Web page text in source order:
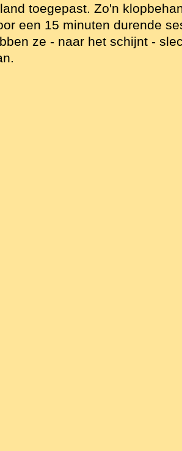
toegepast. Zo'n
een 15 minuten durende
ze - naar het schijnt -